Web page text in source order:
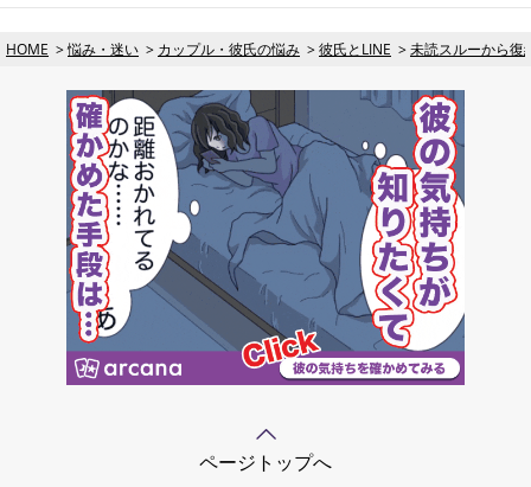
HOME 悩み・迷い カップル・彼氏の悩み 彼氏とLINE 未読スルーから復
ページトップへ